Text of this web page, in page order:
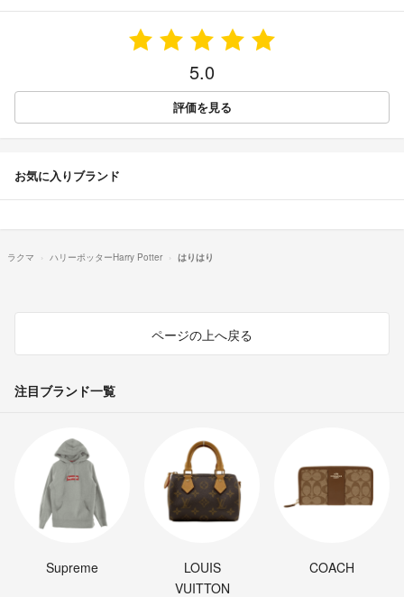
5.0
評価を見る
お気に入りブランド
ラクマ ハリーポッターHarry Potter はりはり
ページの上へ戻る
注目ブランド一覧
Supreme
LOUIS
VUITTON
COACH